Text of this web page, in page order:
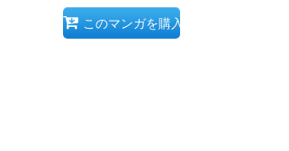
このマンガを購入